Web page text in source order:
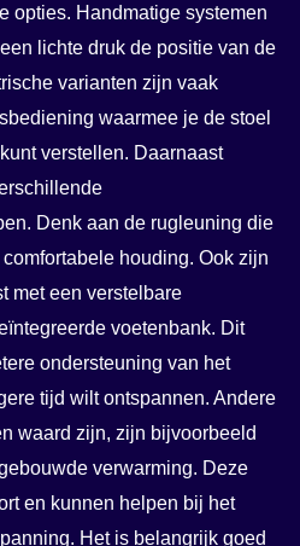
opties. Handmatige systemen
lichte druk de positie van de
varianten zijn vaak
waarmee je de stoel
verstellen. Daarnaast
Denk aan de rugleuning die
houding. Ook zijn
met een verstelbare
voetenbank. Dit
ondersteuning van het
tijd wilt ontspannen. Andere
waard zijn, zijn bijvoorbeeld
verwarming. Deze
en kunnen helpen bij het
Het is belangrijk goed